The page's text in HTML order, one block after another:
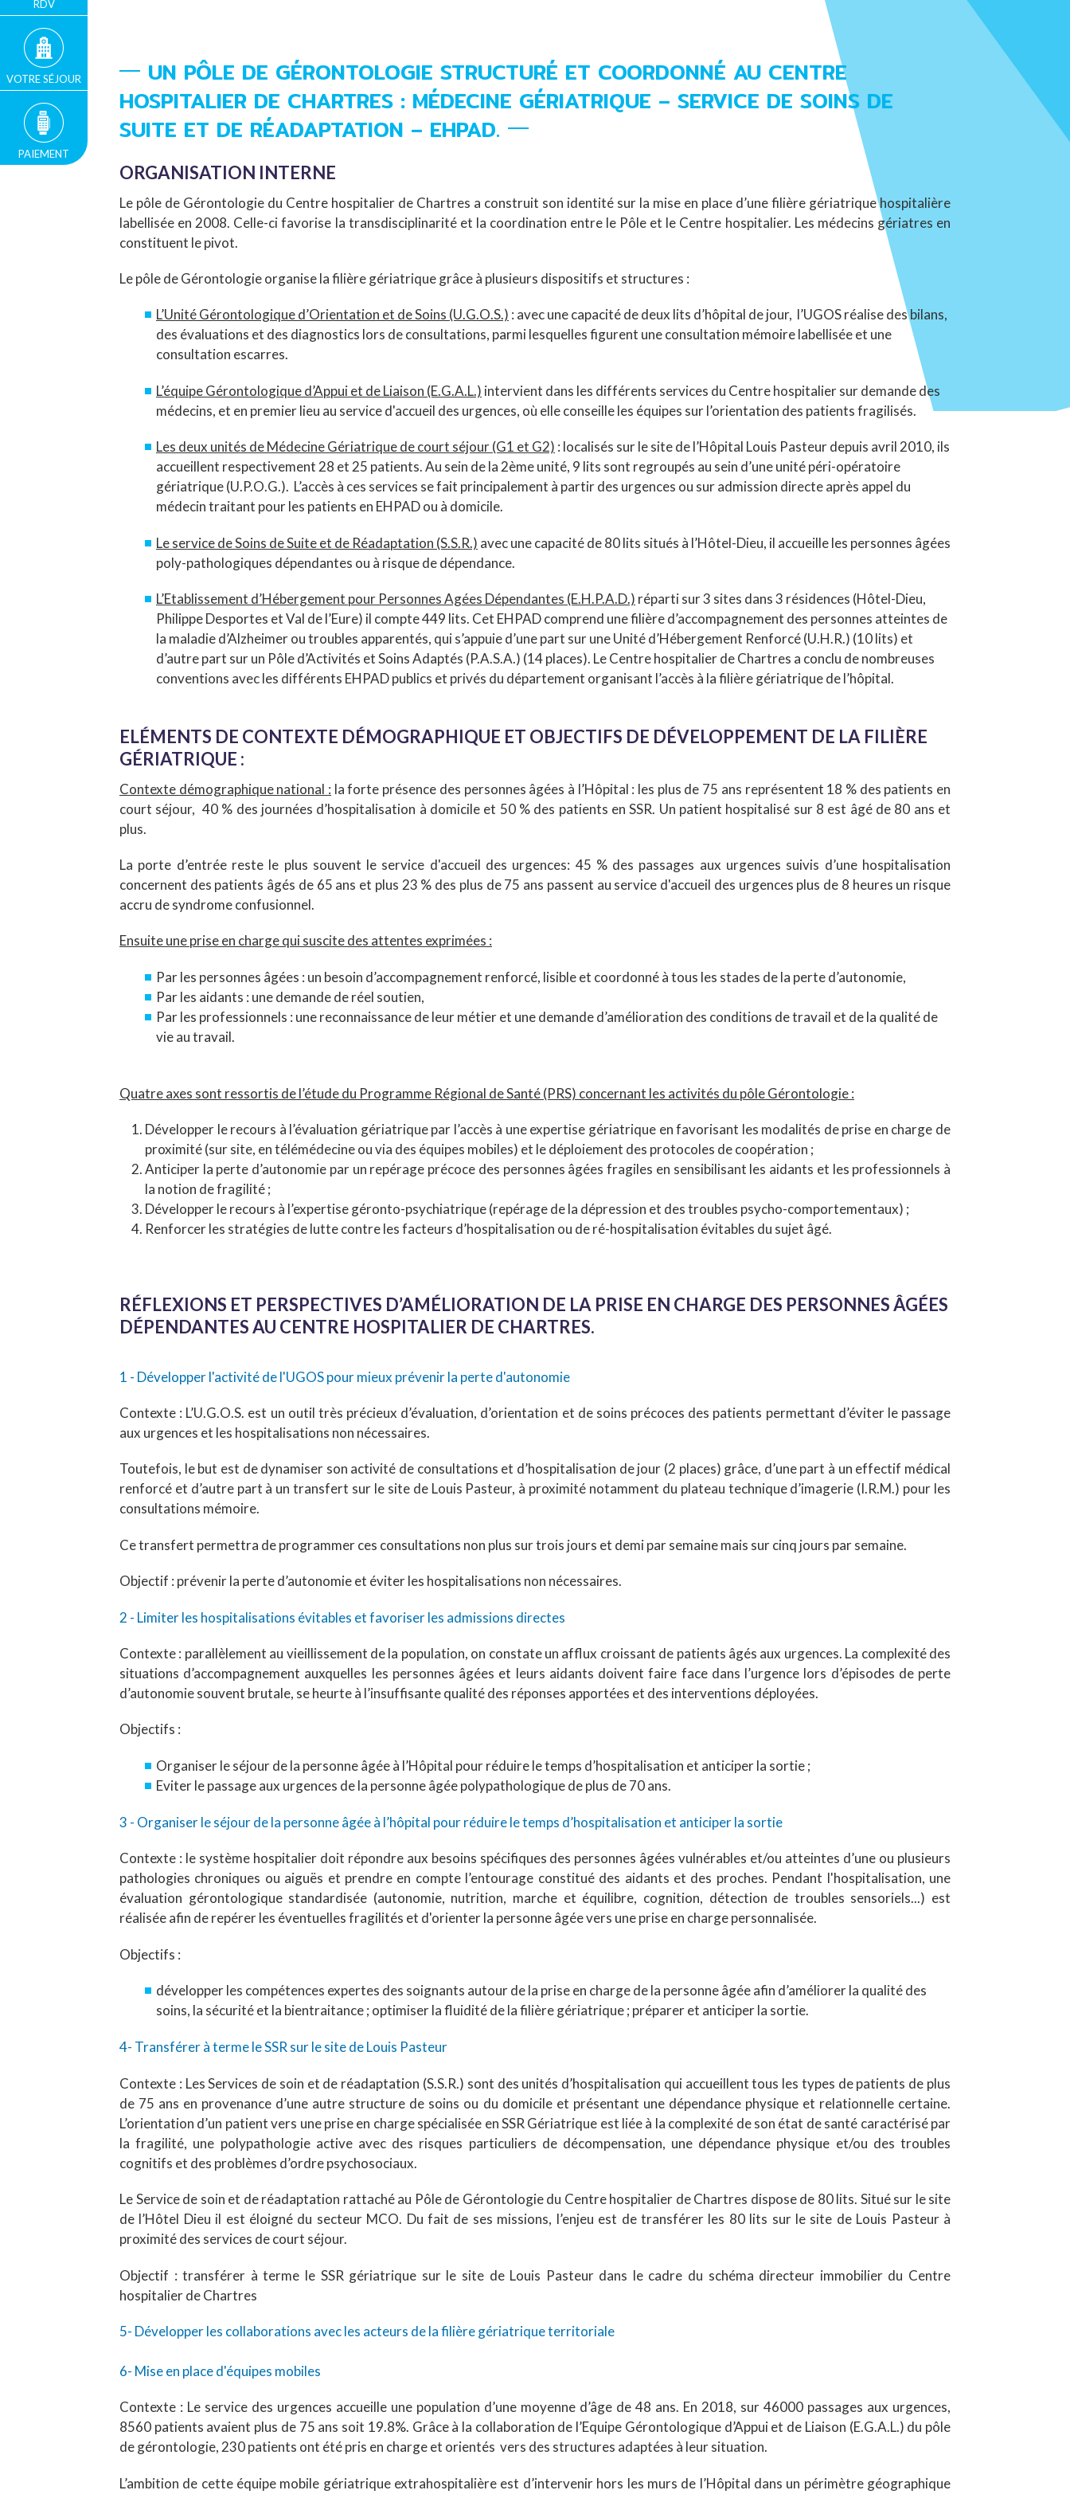
RDV
VOTRE SÉJOUR
PAIEMENT
UN PÔLE DE GÉRONTOLOGIE STRUCTURÉ ET COORDONNÉ AU CENTRE
HOSPITALIER DE CHARTRES : MÉDECINE GÉRIATRIQUE – SERVICE DE SOINS DE
SUITE ET DE RÉADAPTATION – EHPAD.
ORGANISATION INTERNE
Le pôle de Gérontologie du Centre hospitalier de Chartres a construit son identité sur la mise en place d’une filière gériatrique hospitalière
labellisée en 2008. Celle-ci favorise la transdisciplinarité et la coordination entre le Pôle et le Centre hospitalier. Les médecins gériatres en
constituent le pivot.
Le pôle de Gérontologie organise la filière gériatrique grâce à plusieurs dispositifs et structures :
L’Unité Gérontologique d’Orientation et de Soins (U.G.O.S.) : avec une capacité de deux lits d’hôpital de jour, l’UGOS réalise des bilans,
des évaluations et des diagnostics lors de consultations, parmi lesquelles figurent une consultation mémoire labellisée et une
consultation escarres.
L’équipe Gérontologique d’Appui et de Liaison (E.G.A.L.) intervient dans les différents services du Centre hospitalier sur demande des
médecins, et en premier lieu au service d'accueil des urgences, où elle conseille les équipes sur l’orientation des patients fragilisés.
Les deux unités de Médecine Gériatrique de court séjour (G1 et G2) : localisés sur le site de l’Hôpital Louis Pasteur depuis avril 2010, ils
accueillent respectivement 28 et 25 patients. Au sein de la 2ème unité, 9 lits sont regroupés au sein d’une unité péri-opératoire
gériatrique (U.P.O.G.). L’accès à ces services se fait principalement à partir des urgences ou sur admission directe après appel du
médecin traitant pour les patients en EHPAD ou à domicile.
Le service de Soins de Suite et de Réadaptation (S.S.R.) avec une capacité de 80 lits situés à l’Hôtel-Dieu, il accueille les personnes âgées
poly-pathologiques dépendantes ou à risque de dépendance.
L’Etablissement d’Hébergement pour Personnes Agées Dépendantes (E.H.P.A.D.) réparti sur 3 sites dans 3 résidences (Hôtel-Dieu,
Philippe Desportes et Val de l’Eure) il compte 449 lits. Cet EHPAD comprend une filière d’accompagnement des personnes atteintes de
la maladie d’Alzheimer ou troubles apparentés, qui s’appuie d’une part sur une Unité d’Hébergement Renforcé (U.H.R.) (10 lits) et
d’autre part sur un Pôle d’Activités et Soins Adaptés (P.A.S.A.) (14 places). Le Centre hospitalier de Chartres a conclu de nombreuses
conventions avec les différents EHPAD publics et privés du département organisant l’accès à la filière gériatrique de l’hôpital.
ELÉMENTS DE CONTEXTE DÉMOGRAPHIQUE ET OBJECTIFS DE DÉVELOPPEMENT DE LA FILIÈRE
GÉRIATRIQUE :
Contexte démographique national : la forte présence des personnes âgées à l’Hôpital : les plus de 75 ans représentent 18 % des patients en
court séjour, 40 % des journées d’hospitalisation à domicile et 50 % des patients en SSR. Un patient hospitalisé sur 8 est âgé de 80 ans et
plus.
La porte d’entrée reste le plus souvent le service d'accueil des urgences: 45 % des passages aux urgences suivis d’une hospitalisation
concernent des patients âgés de 65 ans et plus 23 % des plus de 75 ans passent au service d'accueil des urgences plus de 8 heures un risque
accru de syndrome confusionnel.
Ensuite une prise en charge qui suscite des attentes exprimées :
Par les personnes âgées : un besoin d’accompagnement renforcé, lisible et coordonné à tous les stades de la perte d’autonomie,
Par les aidants : une demande de réel soutien,
Par les professionnels : une reconnaissance de leur métier et une demande d’amélioration des conditions de travail et de la qualité de
vie au travail.
Quatre axes sont ressortis de l’étude du Programme Régional de Santé (PRS) concernant les activités du pôle Gérontologie :
Développer le recours à l’évaluation gériatrique par l’accès à une expertise gériatrique en favorisant les modalités de prise en charge de
proximité (sur site, en télémédecine ou via des équipes mobiles) et le déploiement des protocoles de coopération ;
Anticiper la perte d’autonomie par un repérage précoce des personnes âgées fragiles en sensibilisant les aidants et les professionnels à
la notion de fragilité ;
Développer le recours à l’expertise géronto-psychiatrique (repérage de la dépression et des troubles psycho-comportementaux) ;
Renforcer les stratégies de lutte contre les facteurs d’hospitalisation ou de ré-hospitalisation évitables du sujet âgé.
RÉFLEXIONS ET PERSPECTIVES D’AMÉLIORATION DE LA PRISE EN CHARGE DES PERSONNES ÂGÉES
DÉPENDANTES AU CENTRE HOSPITALIER DE CHARTRES.
1 - Développer l'activité de l'UGOS pour mieux prévenir la perte d'autonomie
Contexte : L’U.G.O.S. est un outil très précieux d’évaluation, d’orientation et de soins précoces des patients permettant d’éviter le passage
aux urgences et les hospitalisations non nécessaires.
Toutefois, le but est de dynamiser son activité de consultations et d’hospitalisation de jour (2 places) grâce, d’une part à un effectif médical
renforcé et d’autre part à un transfert sur le site de Louis Pasteur, à proximité notamment du plateau technique d’imagerie (I.R.M.) pour les
consultations mémoire.
Ce transfert permettra de programmer ces consultations non plus sur trois jours et demi par semaine mais sur cinq jours par semaine.
Objectif : prévenir la perte d’autonomie et éviter les hospitalisations non nécessaires.
2 - Limiter les hospitalisations évitables et favoriser les admissions directes
Contexte : parallèlement au vieillissement de la population, on constate un afflux croissant de patients âgés aux urgences. La complexité des
situations d’accompagnement auxquelles les personnes âgées et leurs aidants doivent faire face dans l’urgence lors d’épisodes de perte
d’autonomie souvent brutale, se heurte à l’insuffisante qualité des réponses apportées et des interventions déployées.
Objectifs :
Organiser le séjour de la personne âgée à l’Hôpital pour réduire le temps d’hospitalisation et anticiper la sortie ;
Eviter le passage aux urgences de la personne âgée polypathologique de plus de 70 ans.
3 - Organiser le séjour de la personne âgée à l’hôpital pour réduire le temps d’hospitalisation et anticiper la sortie
Contexte : le système hospitalier doit répondre aux besoins spécifiques des personnes âgées vulnérables et/ou atteintes d’une ou plusieurs
pathologies chroniques ou aiguës et prendre en compte l’entourage constitué des aidants et des proches. Pendant l'hospitalisation, une
évaluation gérontologique standardisée (autonomie, nutrition, marche et équilibre, cognition, détection de troubles sensoriels...) est
réalisée afin de repérer les éventuelles fragilités et d'orienter la personne âgée vers une prise en charge personnalisée.
Objectifs :
développer les compétences expertes des soignants autour de la prise en charge de la personne âgée afin d’améliorer la qualité des
soins, la sécurité et la bientraitance ; optimiser la fluidité de la filière gériatrique ; préparer et anticiper la sortie.
4- Transférer à terme le SSR sur le site de Louis Pasteur
Contexte : Les Services de soin et de réadaptation (S.S.R.) sont des unités d’hospitalisation qui accueillent tous les types de patients de plus
de 75 ans en provenance d’une autre structure de soins ou du domicile et présentant une dépendance physique et relationnelle certaine.
L’orientation d’un patient vers une prise en charge spécialisée en SSR Gériatrique est liée à la complexité de son état de santé caractérisé par
la fragilité, une polypathologie active avec des risques particuliers de décompensation, une dépendance physique et/ou des troubles
cognitifs et des problèmes d’ordre psychosociaux.
Le Service de soin et de réadaptation rattaché au Pôle de Gérontologie du Centre hospitalier de Chartres dispose de 80 lits. Situé sur le site
de l’Hôtel Dieu il est éloigné du secteur MCO. Du fait de ses missions, l’enjeu est de transférer les 80 lits sur le site de Louis Pasteur à
proximité des services de court séjour.
Objectif : transférer à terme le SSR gériatrique sur le site de Louis Pasteur dans le cadre du schéma directeur immobilier du Centre
hospitalier de Chartres
5- Développer les collaborations avec les acteurs de la filière gériatrique territoriale
6- Mise en place d'équipes mobiles
Contexte : Le service des urgences accueille une population d’une moyenne d’âge de 48 ans. En 2018, sur 46000 passages aux urgences,
8560 patients avaient plus de 75 ans soit 19.8%. Grâce à la collaboration de l’Equipe Gérontologique d’Appui et de Liaison (E.G.A.L.) du pôle
de gérontologie, 230 patients ont été pris en charge et orientés vers des structures adaptées à leur situation.
L’ambition de cette équipe mobile gériatrique extrahospitalière est d’intervenir hors les murs de l’Hôpital dans un périmètre géographique